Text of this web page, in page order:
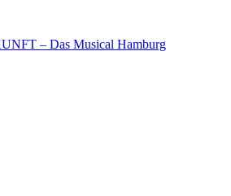
– Das Musical Hamburg